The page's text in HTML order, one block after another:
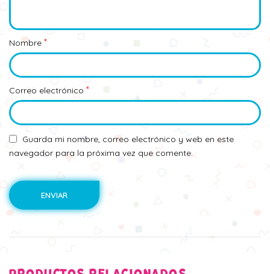
Nombre *
Correo electrónico *
Guarda mi nombre, correo electrónico y web en este
navegador para la próxima vez que comente.